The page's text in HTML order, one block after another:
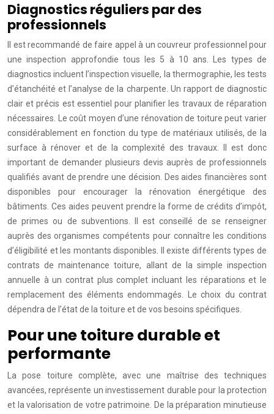
Diagnostics réguliers par des
professionnels
Il est recommandé de faire appel à un couvreur professionnel pour
une inspection approfondie tous les 5 à 10 ans. Les types de
diagnostics incluent l’inspection visuelle, la thermographie, les tests
d’étanchéité et l’analyse de la charpente. Un rapport de diagnostic
clair et précis est essentiel pour planifier les travaux de réparation
nécessaires. Le coût moyen d’une rénovation de toiture peut varier
considérablement en fonction du type de matériaux utilisés, de la
surface à rénover et de la complexité des travaux. Il est donc
important de demander plusieurs devis auprès de professionnels
qualifiés avant de prendre une décision. Des aides financières sont
disponibles pour encourager la rénovation énergétique des
bâtiments. Ces aides peuvent prendre la forme de crédits d’impôt,
de primes ou de subventions. Il est conseillé de se renseigner
auprès des organismes compétents pour connaître les conditions
d’éligibilité et les montants disponibles. Il existe différents types de
contrats de maintenance toiture, allant de la simple inspection
annuelle à un contrat plus complet incluant les réparations et le
remplacement des éléments endommagés. Le choix du contrat
dépendra de l’état de la toiture et de vos besoins spécifiques.
Pour une toiture durable et
performante
La pose toiture complète, avec une maîtrise des techniques
avancées, représente un investissement durable pour la protection
et la valorisation de votre patrimoine. De la préparation minutieuse